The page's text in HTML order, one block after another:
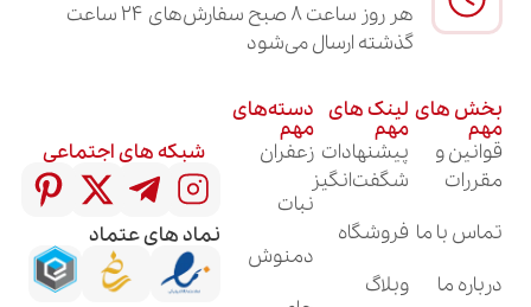
هر روز ساعت ۸ صبح سفارش‌های ۲۴ ساعت
گذشته ارسال می‌شود
لینک های
مهم
پیشنهادات
شگفت‌انگیز
فروشگاه
وبلاگ
دسته‌های
مهم
زعفران
شبکه های اجتماعی
نماد های عتماد